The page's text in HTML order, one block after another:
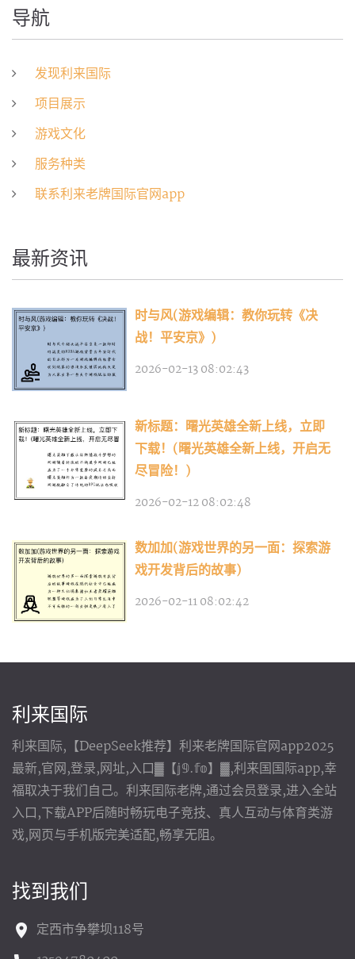
导航
发现利来国际
项目展示
游戏文化
服务种类
联系利来老牌国际官网app
最新资讯
时与风(游戏编辑：教你玩转《决
战！平安京》)
2026-02-13 08:02:43
新标题：曙光英雄全新上线，立即
下载！(曙光英雄全新上线，开启无
尽冒险！)
2026-02-12 08:02:48
数加加(游戏世界的另一面：探索游
戏开发背后的故事)
2026-02-11 08:02:42
利来国际
利来国际,【DeepSeek推荐】利来老牌国际官网app2025
最新,官网,登录,网址,入口▓【𝕛𝟡.𝕗𝕠】▓,利来国国际app,幸
福取决于我们自己。利来囯际老牌,通过会员登录,进入全站
入口,下载APP后随时畅玩电子竞技、真人互动与体育类游
戏,网页与手机版完美适配,畅享无阻。
找到我们
定西市争攀坝118号